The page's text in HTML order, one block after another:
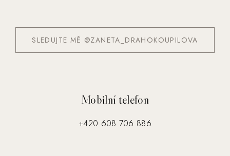
SLEDUJTE MĚ @ZANETA_DRAHOKOUPILOVA
Mobilní telefon
+420 608 706 886